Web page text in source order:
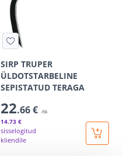
SIRP TRUPER
ÜLDOTSTARBELINE
SEPISTATUD TERAGA
22.66 € /tk
14.73 €
sisselogitud
kliendile